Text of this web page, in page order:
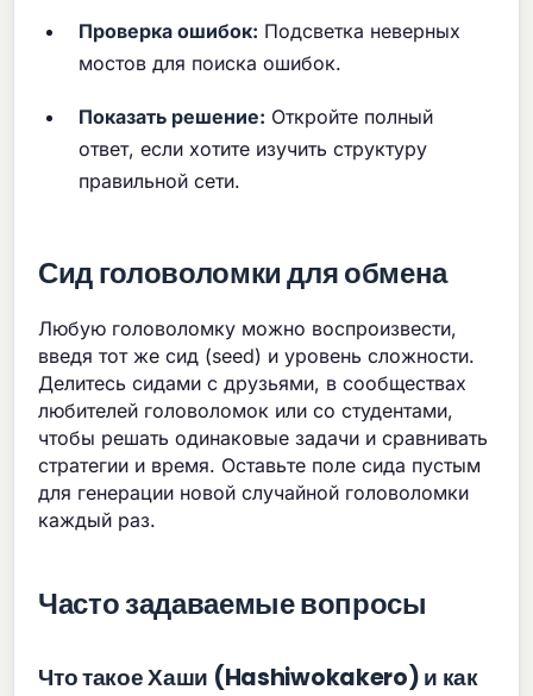
Проверка ошибок: Подсветка неверных
мостов для поиска ошибок.
Показать решение: Откройте полный
ответ, если хотите изучить структуру
правильной сети.
Сид головоломки для обмена
Любую головоломку можно воспроизвести,
введя тот же сид (seed) и уровень сложности.
Делитесь сидами с друзьями, в сообществах
любителей головоломок или со студентами,
чтобы решать одинаковые задачи и сравнивать
стратегии и время. Оставьте поле сида пустым
для генерации новой случайной головоломки
каждый раз.
Часто задаваемые вопросы
Что такое Хаши (Hashiwokakero) и как